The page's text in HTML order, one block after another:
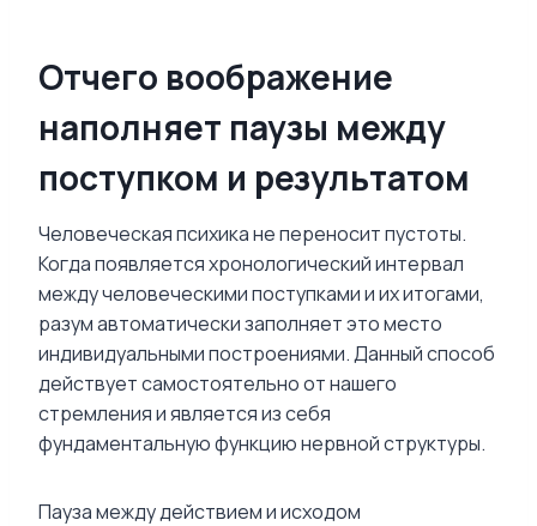
Отчего воображение
наполняет паузы между
поступком и результатом
Человеческая психика не переносит пустоты.
Когда появляется хронологический интервал
между человеческими поступками и их итогами,
разум автоматически заполняет это место
индивидуальными построениями. Данный способ
действует самостоятельно от нашего
стремления и является из себя
фундаментальную функцию нервной структуры.
Пауза между действием и исходом